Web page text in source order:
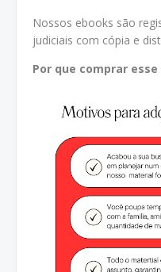
Nossos ebooks são
judiciais com cópia e
Por que comprar